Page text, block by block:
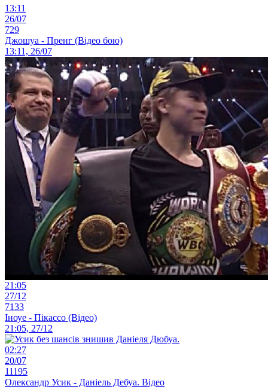
13:11
26/07
729
Джошуа - Пренг (Відео бою)
13:11, 26/07
21:05
27/12
7133
Іноуе - Пікассо (Відео)
21:05, 27/12
02:27
20/07
11195
Олександр Усик - Даніель Дебуа. Відео